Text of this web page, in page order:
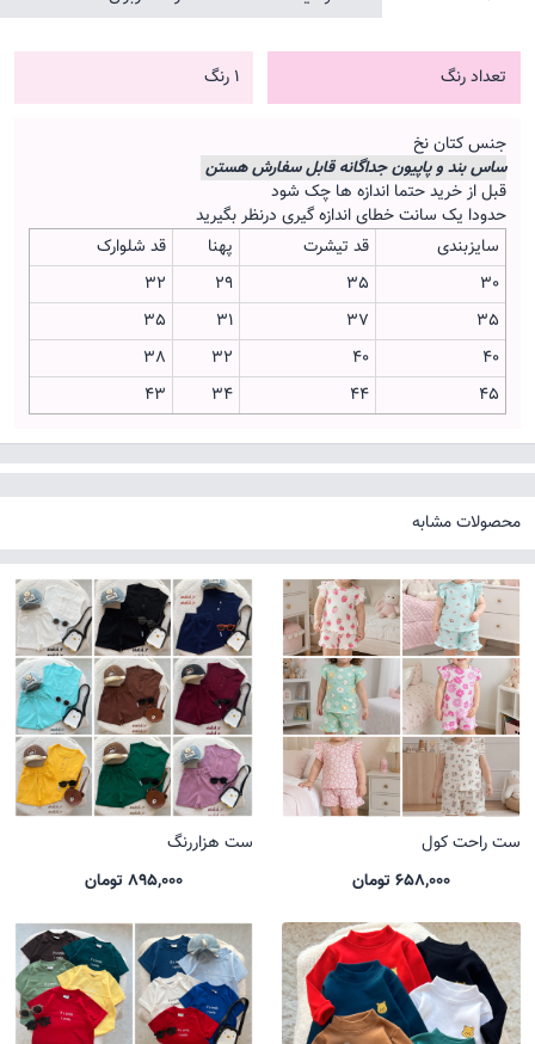
تعداد رنگ 1 رنگ
جنس کتان نخ
ساس بند و پاپیون جداگانه قابل سفارش هستن
قبل از خرید حتما اندازه ها چک شود
حدودا یک سانت خطای اندازه گیری درنظر بگیرید
سایزبندی
قد تیشرت پهنا
قد شلوارک
30
35
29
32
35
37
31
35
40
40
32
38
45
44
34
43
محصولات مشابه
ست راحت کول
658,000 تومان
ست هزاررنگ
895,000 تومان